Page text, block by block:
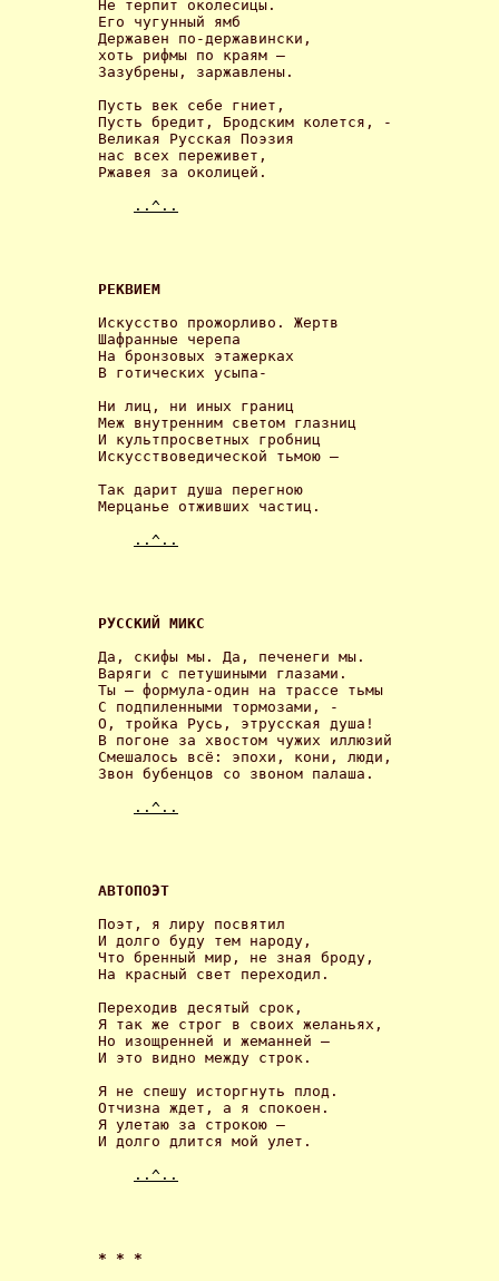
Не терпит околесицы.
Его чугунный ямб
Державен по-державински,
хоть рифмы по краям –
Зазубрены, заржавлены.
Пусть век себе гниет,
Пусть бредит, Бродским колется, -
Великая Русская Поэзия
нас всех переживет,
Ржавея за околицей.
..^..
РЕКВИЕМ
Искусство прожорливо. Жертв
Шафранные черепа
На бронзовых этажерках
В готических усыпа-
Ни лиц, ни иных границ
Меж внутренним светом глазниц
И культпросветных гробниц
Искусствоведической тьмою –
Так дарит душа перегною
Мерцанье отживших частиц.
..^..
РУССКИЙ МИКС
Да, скифы мы. Да, печенеги мы.
Варяги с петушиными глазами.
Ты – формула-один на трассе тьмы
С подпиленными тормозами, -
О, тройка Русь, этрусская душа!
В погоне за хвостом чужих иллюзий
Смешалось всё: эпохи, кони, люди,
Звон бубенцов со звоном палаша.
..^..
АВТОПОЭТ
Поэт, я лиру посвятил
И долго буду тем народу,
Что бренный мир, не зная броду,
На красный свет переходил.
Переходив десятый срок,
Я так же строг в своих желаньях,
Но изощренней и жеманней –
И это видно между строк.
Я не спешу исторгнуть плод.
Отчизна ждет, а я спокоен.
Я улетаю за строкою –
И долго длится мой улет.
..^..
* * *